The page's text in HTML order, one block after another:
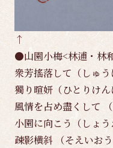
↑
●山園小梅<林逋・林
衆芳搖落して（しゅう
獨り暄妍（ひとりけん
風情を占め盡くして
小園に向こう（しょう
疎影横斜 （そえいおう